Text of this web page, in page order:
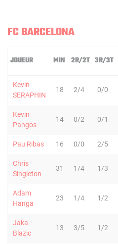
FC BARCELONA
JOUEUR MIN 2R/2T 3R/3T
Kevin
SERAPHIN
18 2/4 0/0
Kevin
Pangos
14 0/2 0/1
Pau Ribas 16 0/0 2/5
Chris
Singleton
31 1/4 1/3
Adam
Hanga
23 1/4 1/2
Jaka
Blazic
13 3/5 1/2